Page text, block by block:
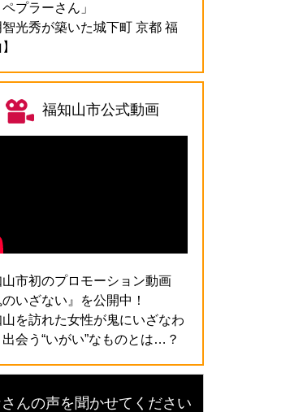
プラーさん」
智光秀が築いた城下町 京都 福
福知山市公式動画
市初のプロモーション動画
のいざない』を公開中！
を訪れた女性が鬼にいざなわ
会う“いがい”なものとは…？
んの声を聞かせてください